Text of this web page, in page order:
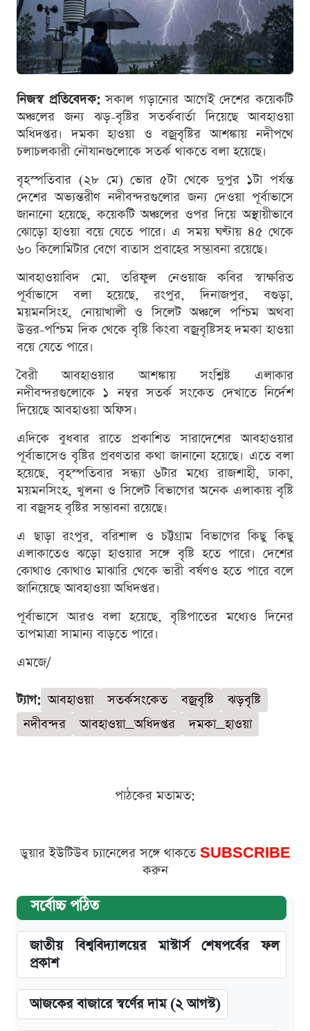
নিজস্ব প্রতিবেদক:সকাল গড়ানোর আগেই দেশের কয়েকটি
অঞ্চলের জন্য ঝড়-বৃষ্টির সতর্কবার্তা দিয়েছে আবহাওয়া
অধিদপ্তর। দমকা হাওয়া ও বজ্রবৃষ্টির আশঙ্কায় নদীপথে
চলাচলকারী নৌযানগুলোকে সতর্ক থাকতে বলা হয়েছে।
বৃহস্পতিবার (২৮ মে) ভোর ৫টা থেকে দুপুর ১টা পর্যন্ত
দেশের অভ্যন্তরীণ নদীবন্দরগুলোর জন্য দেওয়া পূর্বাভাসে
জানানো হয়েছে, কয়েকটি অঞ্চলের ওপর দিয়ে অস্থায়ীভাবে
ঝোড়ো হাওয়া বয়ে যেতে পারে। এ সময় ঘণ্টায় ৪৫ থেকে
৬০ কিলোমিটার বেগে বাতাস প্রবাহের সম্ভাবনা রয়েছে।
আবহাওয়াবিদ মো. তরিফুল নেওয়াজ কবির স্বাক্ষরিত
পূর্বাভাসে বলা হয়েছে, রংপুর, দিনাজপুর, বগুড়া,
ময়মনসিংহ, নোয়াখালী ও সিলেট অঞ্চলে পশ্চিম অথবা
উত্তর-পশ্চিম দিক থেকে বৃষ্টি কিংবা বজ্রবৃষ্টিসহ দমকা হাওয়া
বয়ে যেতে পারে।
বৈরী আবহাওয়ার আশঙ্কায় সংশ্লিষ্ট এলাকার
নদীবন্দরগুলোকে ১ নম্বর সতর্ক সংকেত দেখাতে নির্দেশ
দিয়েছে আবহাওয়া অফিস।
এদিকে বুধবার রাতে প্রকাশিত সারাদেশের আবহাওয়ার
পূর্বাভাসেও বৃষ্টির প্রবণতার কথা জানানো হয়েছে। এতে বলা
হয়েছে, বৃহস্পতিবার সন্ধ্যা ৬টার মধ্যে রাজশাহী, ঢাকা,
ময়মনসিংহ, খুলনা ও সিলেট বিভাগের অনেক এলাকায় বৃষ্টি
বা বজ্রসহ বৃষ্টির সম্ভাবনা রয়েছে।
এ ছাড়া রংপুর, বরিশাল ও চট্টগ্রাম বিভাগের কিছু কিছু
এলাকাতেও ঝড়ো হাওয়ার সঙ্গে বৃষ্টি হতে পারে। দেশের
কোথাও কোথাও মাঝারি থেকে ভারী বর্ষণও হতে পারে বলে
জানিয়েছে আবহাওয়া অধিদপ্তর।
পূর্বাভাসে আরও বলা হয়েছে, বৃষ্টিপাতের মধ্যেও দিনের
তাপমাত্রা সামান্য বাড়তে পারে।
এমজে/
ট্যাগ: আবহাওয়া সতর্কসংকেত বজ্রবৃষ্টি
ঝড়বৃষ্টি
নদীবন্দর
আবহাওয়া_অধিদপ্তর দমকা_হাওয়া
পাঠকের মতামত:
ডুয়ার ইউটিউব চ্যানেলের সঙ্গে থাকতে SUBSCRIBE
করুন
সর্বোচ্চ পঠিত
জাতীয় বিশ্ববিদ্যালয়ের মাস্টার্স শেষপর্বের ফল
প্রকাশ
আজকের বাজারে স্বর্ণের দাম (২ আগস্ট)